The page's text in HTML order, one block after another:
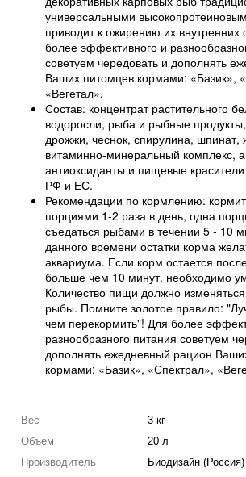
универсальными
приводит к ожирению их внутренних
более эффективного и
советуем чередовать и дополнять
Ваших питомцев кормами: «Базик»,
«Вегетал».
Состав: концентрат растительного
водоросли, рыба и рыбные
дрожжи, чеснок, спирулина, шпинат,
витаминно-минеральный комплекс,
антиоксиданты и пищевые
РФ и ЕС.
Рекомендации по кормлению:
порциями 1-2 раза в день, одна
съедаться рыбами в течении 5 - 10
данного времени остатки корма
аквариума. Если корм остается
больше чем 10 минут, необходимо
Количество пищи должно
рыбы. Помните золотое правило:
чем перекормить"! Для более
разнообразного питания советуем
дополнять ежедневный рацион
кормами: «Базик», «Спектрал»,
Вес
3 кг
Объем
20 л
Производитель
Биодизайн (Россия)